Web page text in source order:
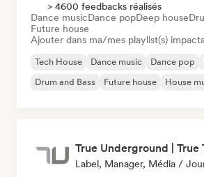
> 4600 feedbacks réalisés
Dance musicDance popDeep house
Future house
Ajouter dans ma/mes playlist(s)
Tech House Dance music Dance pop
Drum and Bass
Future house House
Label, Manager, Média /